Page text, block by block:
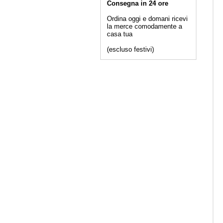
Consegna in 24 ore
Ordina oggi e domani ricevi
la merce comodamente a
casa tua
(escluso festivi)